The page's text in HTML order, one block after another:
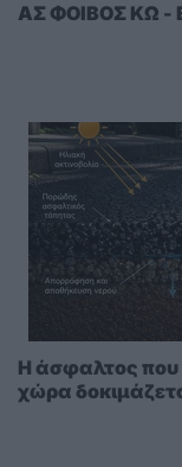
ΑΣ ΦΟΙΒΟΣ ΚΩ -
Η άσφαλτος που
χώρα